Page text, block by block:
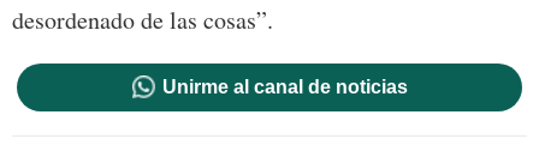
desordenado de las cosas”.
Unirme al canal de noticias